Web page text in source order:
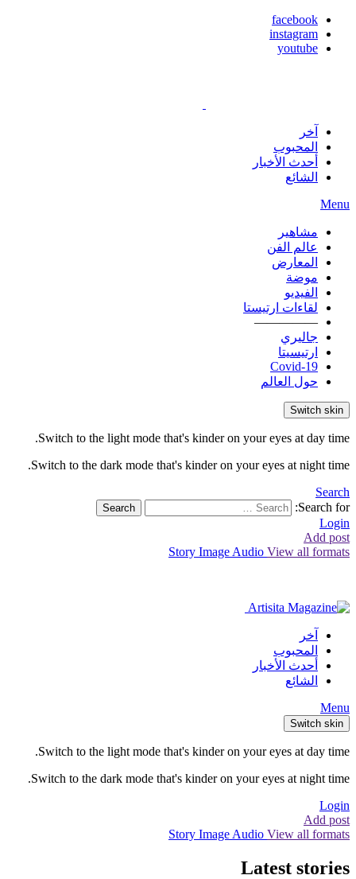
facebook
instagram
youtube
آخر
المحبوب
أحدث الأخبار
الشائع
Menu
مشاهير
عالم الفن
المعارض
موضة
الفيديو
لقاءات ارتيستا
—————
جاليري
ارتيسيتا
Covid-19
حول العالم
Switch skin
Switch to the light mode that's kinder on your eyes at day time.
Switch to the dark mode that's kinder on your eyes at night time.
Search
Search for:
Search
Login
Add post
Story Image Audio View all formats
آخر
المحبوب
أحدث الأخبار
الشائع
Menu
Switch skin
Switch to the light mode that's kinder on your eyes at day time.
Switch to the dark mode that's kinder on your eyes at night time.
Login
Add post
Story Image Audio View all formats
Latest stories